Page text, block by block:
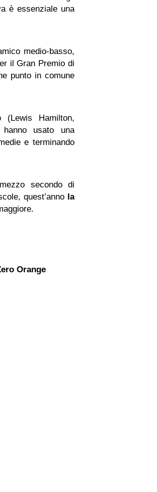
è essenziale una
medio-basso,
il Gran Premio di
punto in comune
Hamilton,
usato una
e terminando
secondo di
quest’anno la
Orange